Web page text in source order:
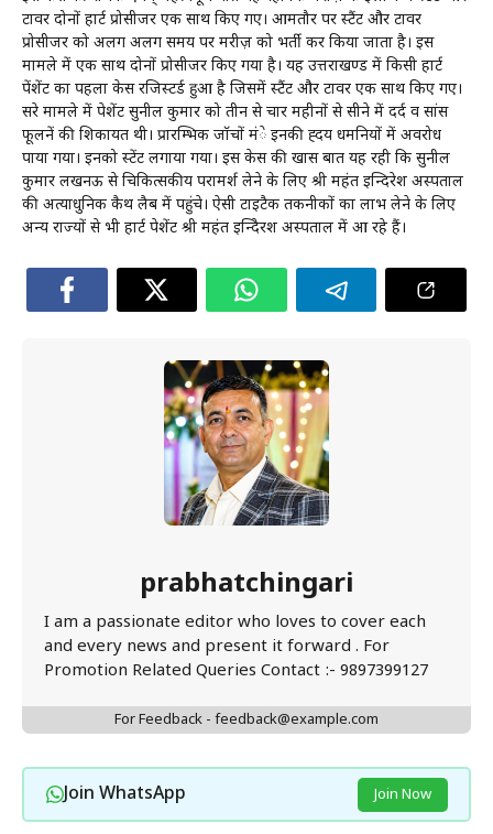
टावर दोनों हार्ट प्रोसीजर एक साथ किए गए। आमतौर पर स्टैंट और टावर
प्रोसीजर को अलग अलग समय पर मरीज़ को भर्ती कर किया जाता है। इस
मामले में एक साथ दोनों प्रोसीजर किए गया है। यह उत्तराखण्ड में किसी हार्ट
पेंशेंट का पहला केस रजिस्टर्ड हुआ है जिसमें स्टैंट और टावर एक साथ किए गए।
दूसरे मामले में पेशेंट सुनील कुमार को तीन से चार महीनों से सीने में दर्द व सांस
फूलनें की शिकायत थी। प्रारम्भिक जॉचों मंे इनकी ह्दय धमनियों में अवरोध
पाया गया। इनको स्टेंट लगाया गया। इस केस की खास बात यह रही कि सुनील
कुमार लखनऊ से चिकित्सकीय परामर्श लेने के लिए श्री महंत इन्दिरेश अस्पताल
की अत्याधुनिक कैथ लैब में पहुंचे। ऐसी टाइटैक तकनीकों का लाभ लेने के लिए
अन्य राज्यों से भी हार्ट पेशेंट श्री महंत इन्दिेरश अस्पताल में आ रहे हैं।
prabhatchingari
I am a passionate editor who loves to cover each
and every news and present it forward . For
Promotion Related Queries Contact :- 9897399127
For Feedback - feedback@example.com
Join WhatsApp Join Now